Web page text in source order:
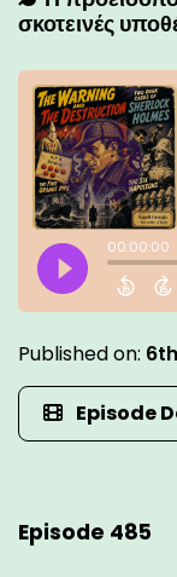
σκοτεινές
Published on:
Episode
Episode 485